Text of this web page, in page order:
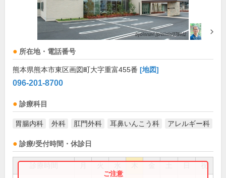
所在地・電話番号
熊本県熊本市東区画図町大字重富455番 [地図]
096-201-8700
診療科目
胃腸内科 外科 肛門外科 耳鼻いんこう科 アレルギー科
診療/受付時間・休診日
祝